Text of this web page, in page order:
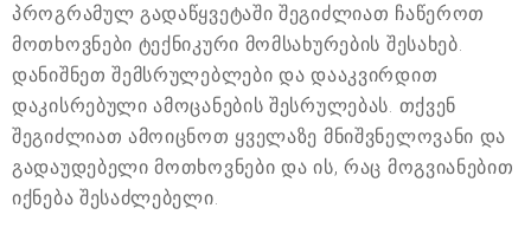
პროგრამულ გადაწყვეტაში შეგიძლიათ ჩაწეროთ
მოთხოვნები ტექნიკური მომსახურების შესახებ.
დანიშნეთ შემსრულებლები და დააკვირდით
დაკისრებული ამოცანების შესრულებას. თქვენ
შეგიძლიათ ამოიცნოთ ყველაზე მნიშვნელოვანი და
გადაუდებელი მოთხოვნები და ის, რაც მოგვიანებით
იქნება შესაძლებელი.